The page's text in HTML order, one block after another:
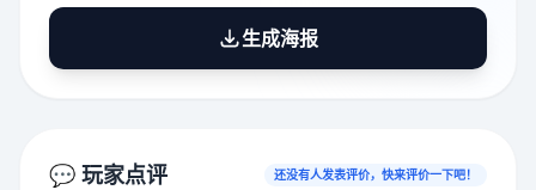
生成海报
💬 玩家点评 还没有人发表评价，快来评价一下吧！